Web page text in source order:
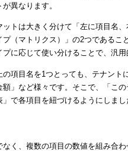
異なります。
トは大きく分けて「左に項目名
プ（マトリクス）」の2つであるこ
に応じて使い分けることで、汎用
項目名を1つとっても、テナント
」など様々です。そこで、「こ
で各項目を紐づけるようにしまし
く、複数の項目の数値を組み合